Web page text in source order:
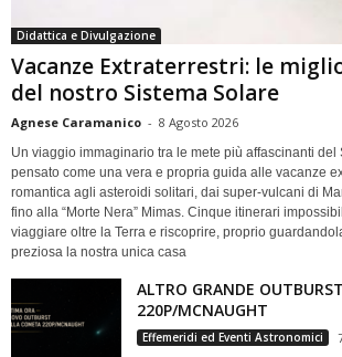
Didattica e Divulgazione
Vacanze Extraterrestri: le
del nostro Sistema Solare
Agnese Caramanico - 8 Agosto 2026
Un viaggio immaginario tra le mete più affascinanti del
pensato come una vera e propria guida alle vacanze
romantica agli asteroidi solitari, dai super-vulcani di
fino alla “Morte Nera” Mimas. Cinque itinerari
viaggiare oltre la Terra e riscoprire, proprio
preziosa la nostra unica casa
ALTRO GRANDE
220P/MCNAUGHT
Effemeridi ed Eventi Astronomici